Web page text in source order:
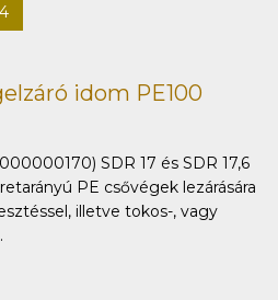
4
idom PE100
SDR 17 és SDR 17,6
PE csővégek lezárására
illetve tokos-, vagy